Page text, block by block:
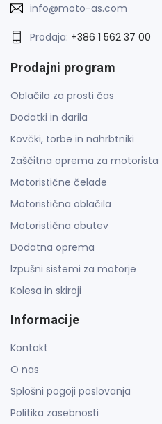
info@moto-as.com
Prodaja: +386 1 562 37 00
Prodajni program
Oblačila za prosti čas
Dodatki in darila
Kovčki, torbe in nahrbtniki
Zaščitna oprema za motorista
Motoristične čelade
Motoristična oblačila
Motoristična obutev
Dodatna oprema
Izpušni sistemi za motorje
Kolesa in skiroji
Informacije
Kontakt
O nas
Splošni pogoji poslovanja
Politika zasebnosti